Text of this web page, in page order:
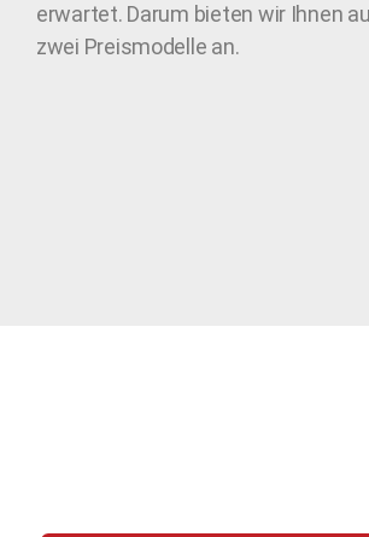
erwartet. Darum bieten wir Ihnen
zwei Preismodelle an.